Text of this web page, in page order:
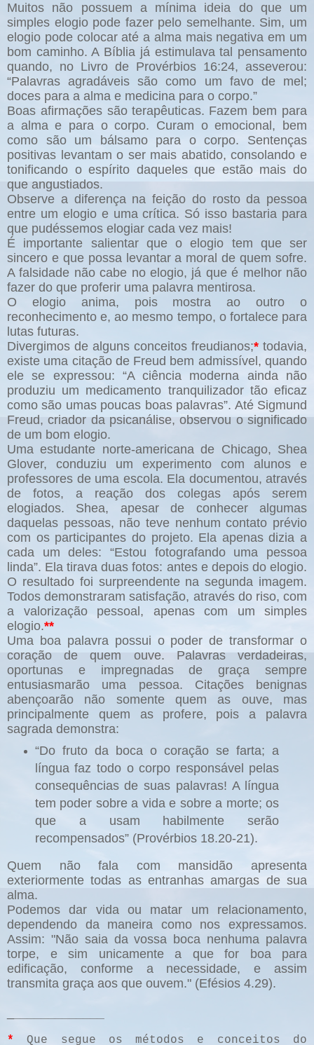
Muitos não possuem a mínima ideia do que um
simples elogio pode fazer pelo semelhante. Sim, um
elogio pode colocar até a alma mais negativa em um
bom caminho. A Bíblia já estimulava tal pensamento
quando, no Livro de Provérbios 16:24, asseverou:
“Palavras agradáveis são como um favo de mel;
doces para a alma e medicina para o corpo.”
Boas afirmações são terapêuticas. Fazem bem para
a alma e para o corpo. Curam o emocional, bem
como são um bálsamo para o corpo. Sentenças
positivas levantam o ser mais abatido, consolando e
tonificando o espírito daqueles que estão mais do
que angustiados.
Observe a diferença na feição do rosto da pessoa
entre um elogio e uma crítica. Só isso bastaria para
que pudéssemos elogiar cada vez mais!
É importante salientar que o elogio tem que ser
sincero e que possa levantar a moral de quem sofre.
A falsidade não cabe no elogio, já que é melhor não
fazer do que proferir uma palavra mentirosa.
O elogio anima, pois mostra ao outro o
reconhecimento e, ao mesmo tempo, o fortalece para
lutas futuras.
Divergimos de alguns conceitos freudianos;* todavia,
existe uma citação de Freud bem admissível, quando
ele se expressou: “A ciência moderna ainda não
produziu um medicamento tranquilizador tão eficaz
como são umas poucas boas palavras”. Até Sigmund
Freud, criador da psicanálise, observou o significado
de um bom elogio.
Uma estudante norte-americana de Chicago, Shea
Glover, conduziu um experimento com alunos e
professores de uma escola. Ela documentou, através
de fotos, a reação dos colegas após serem
elogiados. Shea, apesar de conhecer algumas
daquelas pessoas, não teve nenhum contato prévio
com os participantes do projeto. Ela apenas dizia a
cada um deles: “Estou fotografando uma pessoa
linda”. Ela tirava duas fotos: antes e depois do elogio.
O resultado foi surpreendente na segunda imagem.
Todos demonstraram satisfação, através do riso, com
a valorização pessoal, apenas com um simples
elogio.**
Uma boa palavra possui o poder de transformar o
coração de quem ouve. Palavras verdadeiras,
oportunas e impregnadas de graça sempre
entusiasmarão uma pessoa. Citações benignas
abençoarão não somente quem as ouve, mas
principalmente quem as profere, pois a palavra
sagrada demonstra:
“Do fruto da boca o coração se farta; a
língua faz todo o corpo responsável pelas
consequências de suas palavras! A língua
tem poder sobre a vida e sobre a morte; os
que a usam habilmente serão
recompensados” (Provérbios 18.20-21).
Quem não fala com mansidão apresenta
exteriormente todas as entranhas amargas de sua
alma.
Podemos dar vida ou matar um relacionamento,
dependendo da maneira como nos expressamos.
Assim: "Não saia da vossa boca nenhuma palavra
torpe, e sim unicamente a que for boa para
edificação, conforme a necessidade, e assim
transmita graça aos que ouvem." (Efésios 4.29).
* Que segue os métodos e conceitos do